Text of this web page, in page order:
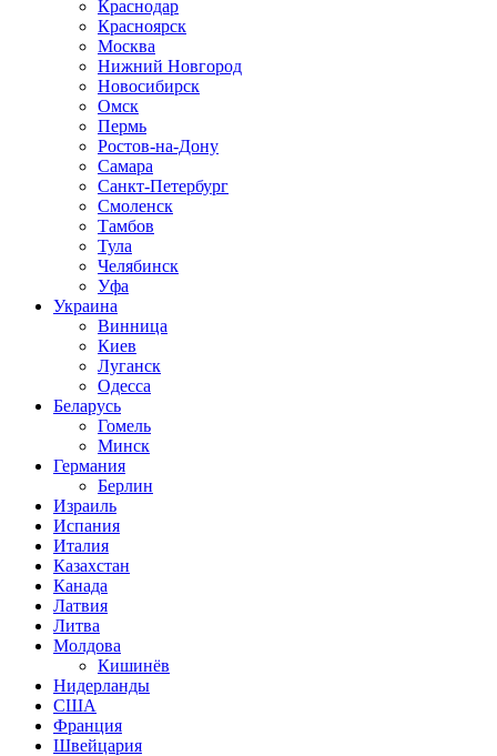
Краснодар
Красноярск
Москва
Нижний Новгород
Новосибирск
Омск
Пермь
Ростов-на-Дону
Самара
Санкт-Петербург
Смоленск
Тамбов
Тула
Челябинск
Уфа
Украина
Винница
Киев
Луганск
Одесса
Беларусь
Гомель
Минск
Германия
Берлин
Израиль
Испания
Италия
Казахстан
Канада
Латвия
Литва
Молдова
Кишинёв
Нидерланды
США
Франция
Швейцария